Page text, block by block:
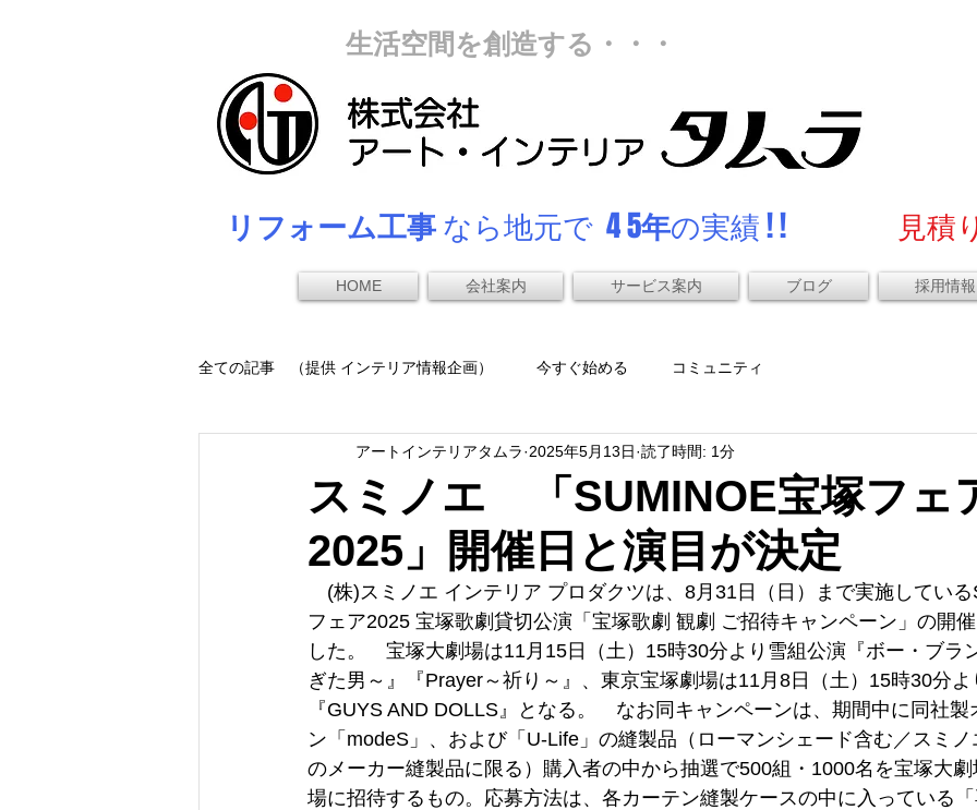
生活空間を創造する・・・
リフォーム工事なら地元で 4 5年の実績 ! ! 見積
HOME 会社案内 サービス案内 ブログ 採用情報
全ての記事 （提供 インテリア情報企画） 今すぐ始める コミュニティ
スミノエ 「SUMINOE宝塚フェ
2025」開催日と演目が決定
アートインテリアタムラ 2025年5月13日 読了時間: 1分
(株)スミノエ インテリア プロダクツは、8月31日（日）まで実施している
フェア2025 宝塚歌劇貸切公演「宝塚歌劇 観劇 ご招待キャンペーン」の開
した。　宝塚大劇場は11月15日（土）15時30分より雪組公演『ボー・ブラ
ぎた男～』『Prayer～祈り～』、東京宝塚劇場は11月8日（土）15時30分よ
『GUYS AND DOLLS』となる。　なお同キャンペーンは、期間中に同社
ン「modeS」、および「U-Life」の縫製品（ローマンシェード含む／スミ
のメーカー縫製品に限る）購入者の中から抽選で500組・1000名を宝塚大劇
場に招待するもの。応募方法は、各カーテン縫製ケースの中に入っている